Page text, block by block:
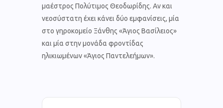
μαέστρος Πολύτιμος Θεοδωρίδης. Αν και
νεοσύστατη έχει κάνει δύο εμφανίσεις, μία
στο γηροκομείο Ξάνθης «Άγιος Βασίλειος»
και μία στην μονάδα φροντίδας
ηλικιωμένων «Άγιος Παντελεήμων».